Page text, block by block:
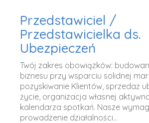
Przedstawiciel /
Przedstawicielka ds.
Ubezpieczeń
Twój zakres obowiązków:
biznesu przy wsparciu solidnej
pozyskiwanie Klientów, sprzedaż
życie, organizacja własnej
kalendarza spotkań. Nasze
prowadzenie działalności...